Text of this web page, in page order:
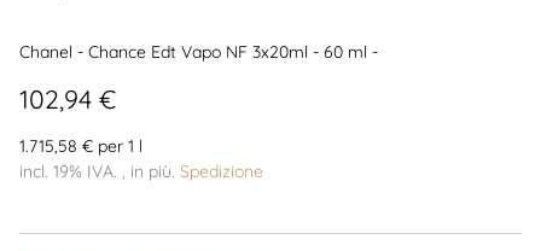
Chanel - Chance Edt Vapo NF 3x20ml - 60 ml -
102,94 €
1.715,58 € per 1 l
incl. 19% IVA. , in più. Spedizione